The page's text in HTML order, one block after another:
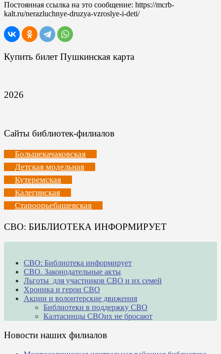
Постоянная ссылка на это сообщение: https://mcrb-
kalt.ru/nerazluchnye-druzya-vzroslye-i-deti/
Купить билет Пушкинская карта
2026
Сайты библиотек-филиалов
Большекачаковская
Детская модельная
Кутеремская
Калегинская
Староорьебашевская
СВО: БИБЛИОТЕКА ИНФОРМИРУЕТ
СВО: Библиотека информирует
СВО. Законодательные акты
Льготы для участников СВО и их семей
Хроника и герои СВО
Акции и волонтерские движения
Библиотеки в поддержку СВО
Калтасинцы СВОих не бросают
Новости наших филиалов